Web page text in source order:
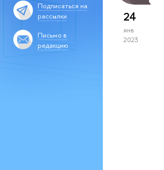
Подписаться на
рассылки
Письмо в
редакцию
24
янв
2023